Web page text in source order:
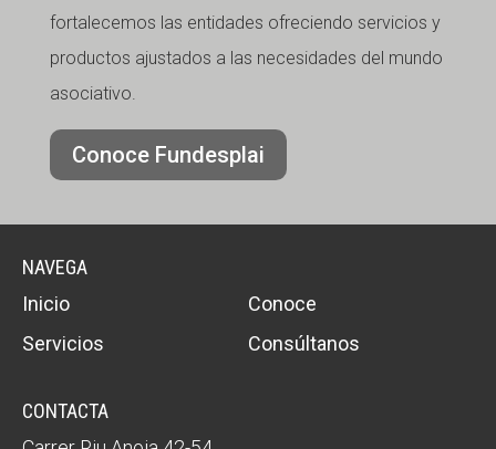
fortalecemos las entidades ofreciendo servicios y
productos ajustados a las necesidades del mundo
asociativo.
Conoce Fundesplai
NAVEGA
Inicio
Conoce
Servicios
Consúltanos
CONTACTA